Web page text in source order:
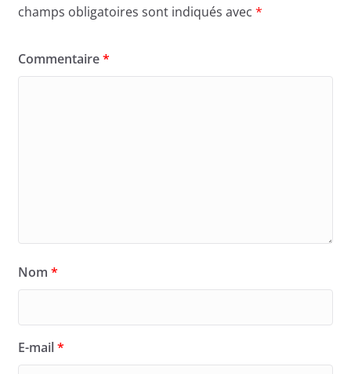
champs obligatoires sont indiqués avec *
Commentaire*
Nom *
E-mail*